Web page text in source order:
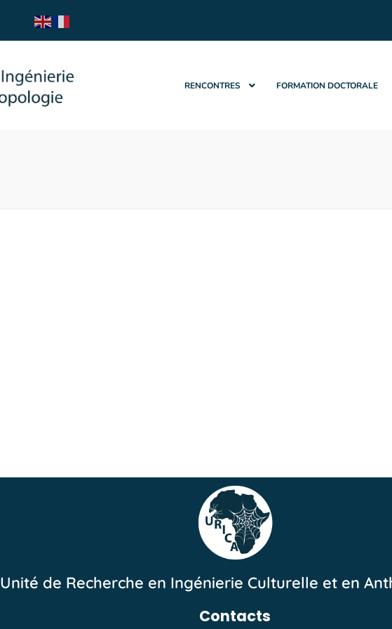
RENCONTRES FORMATION DOCTORALE
Unité de Recherche en Ingénierie Culturelle et en
Contacts